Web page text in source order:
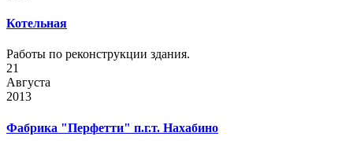
Котельная
Работы по реконструкции здания.
21
Августа
2013
Фабрика "Перфетти" п.г.т. Нахабино